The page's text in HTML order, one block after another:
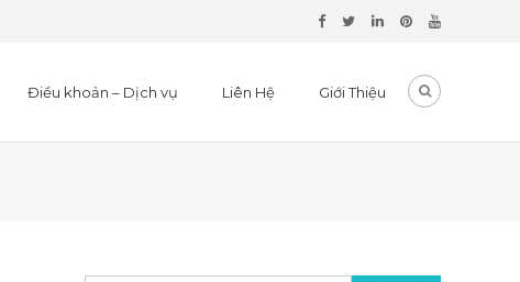
Điều khoản – Dịch vụ Liên Hệ Giới Thiệu